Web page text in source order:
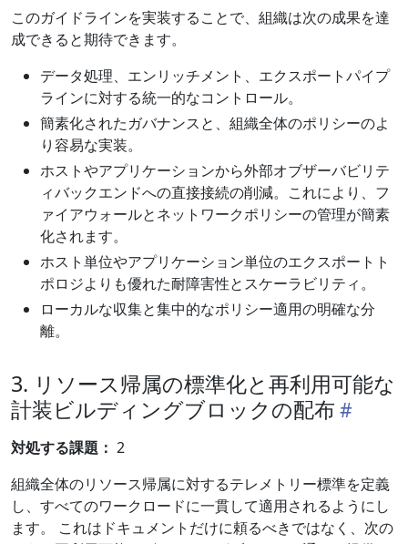
このガイドラインを実装することで、組織は次の成果を達
成できると期待できます。
データ処理、エンリッチメント、エクスポートパイプ
ラインに対する統一的なコントロール。
簡素化されたガバナンスと、組織全体のポリシーのよ
り容易な実装。
ホストやアプリケーションから外部オブザーバビリテ
ィバックエンドへの直接接続の削減。これにより、フ
ァイアウォールとネットワークポリシーの管理が簡素
化されます。
ホスト単位やアプリケーション単位のエクスポートト
ポロジよりも優れた耐障害性とスケーラビリティ。
ローカルな収集と集中的なポリシー適用の明確な分
離。
3. リソース帰属の標準化と再利用可能な
計装ビルディングブロックの配布
対処する課題： 2
組織全体のリソース帰属に対するテレメトリー標準を定義
し、すべてのワークロードに一貫して適用されるようにし
ます。 これはドキュメントだけに頼るべきではなく、次の